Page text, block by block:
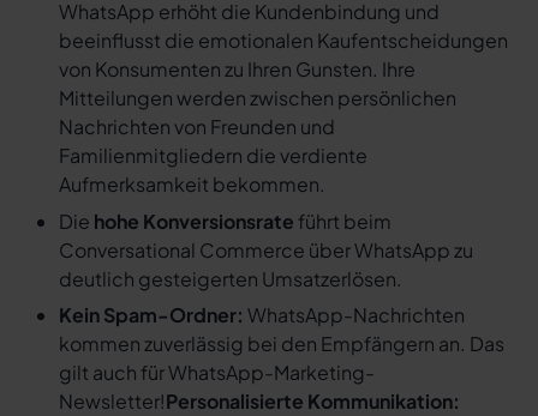
WhatsApp erhöht die Kundenbindung und
beeinflusst die emotionalen Kaufentscheidungen
von Konsumenten zu Ihren Gunsten. Ihre
Mitteilungen werden zwischen persönlichen
Nachrichten von Freunden und
Familienmitgliedern die verdiente
Aufmerksamkeit bekommen.
Die hohe Konversionsrate führt beim
Conversational Commerce über WhatsApp zu
deutlich gesteigerten Umsatzerlösen.
Kein Spam-Ordner: WhatsApp-Nachrichten
kommen zuverlässig bei den Empfängern an. Das
gilt auch für WhatsApp-Marketing-
Newsletter!Personalisierte Kommunikation: